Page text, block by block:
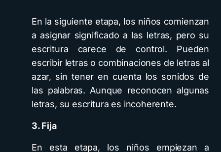
En la siguiente etapa, los niños comienzan
a asignar significado a las letras, pero su
escritura carece de control. Pueden
escribir letras o combinaciones de letras al
azar, sin tener en cuenta los sonidos de
las palabras. Aunque reconocen algunas
letras, su escritura es incoherente.
3. Fija
En esta etapa, los niños empiezan a